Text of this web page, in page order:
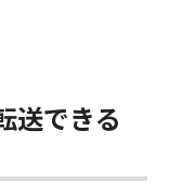
送できる